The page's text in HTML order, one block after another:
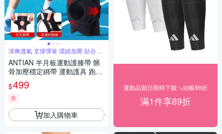
清爽透氣 支撐彈簧 環繞加壓 貼合舒
適
ANTIAN 半月板運動護膝帶 髕
骨加壓穩定綁帶 運動護具 跑步/
籃球護膝套 1隻
$499
券
加入購物車
運動品類日限時下殺↘結帳89折
滿1件享89折